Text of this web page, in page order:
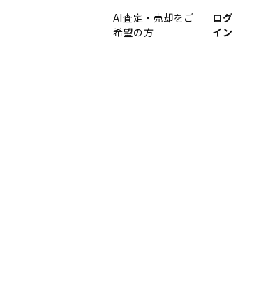
AI査定・売却をご
希望の方
ログ
イン